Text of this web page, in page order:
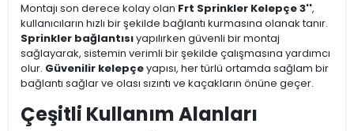
Montajı son derece kolay olan Frt Sprinkler Kelepçe 3'',
kullanıcıların hızlı bir şekilde bağlantı kurmasına olanak tanır.
Sprinkler bağlantısıyapılırken güvenli bir montaj
sağlayarak, sistemin verimli bir şekilde çalışmasına yardımcı
olur. Güvenilir kelepçeyapısı, her türlü ortamda sağlam bir
bağlantı sağlar ve olası sızıntı ve kaçakların önüne geçer.
Çeşitli Kullanım Alanları